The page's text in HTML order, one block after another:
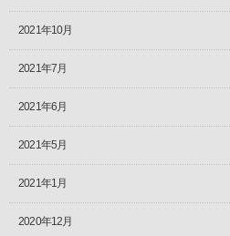
2021年10月
2021年7月
2021年6月
2021年5月
2021年1月
2020年12月